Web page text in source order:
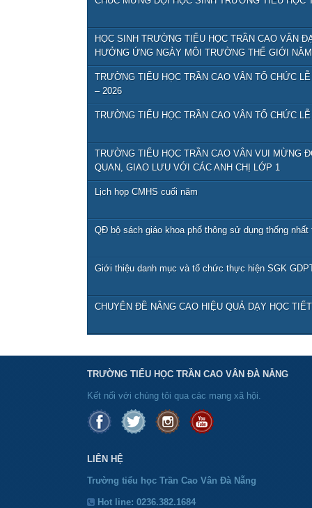
HỌC SINH TRƯỜNG TIỂU HỌC TRẦN CAO VÂN
HƯỞNG ỨNG NGÀY MÔI TRƯỜNG THẾ GIỚI
TRƯỜNG TIỂU HỌC TRẦN CAO VÂN TỔ CHỨC
– 2026
TRƯỜNG TIỂU HỌC TRẦN CAO VÂN TỔ CHỨC
TRƯỜNG TIỂU HỌC TRẦN CAO VÂN VUI MỪNG
QUAN, GIAO LƯU VỚI CÁC ANH CHỊ LỚP 1
Lịch họp CMHS cuối năm
QĐ bộ sách giáo khoa phổ thông sử dụng thống nhất
Giới thiệu danh mục và tổ chức thực hiện SGK
CHUYÊN ĐỀ NÂNG CAO HIỆU QUẢ DẠY HỌC
TRƯỜNG TIỂU HỌC TRẦN CAO VÂN ĐÀ NẴNG
Kết nối với chúng tôi qua các mạng xã hội.
LIÊN HỆ
Trường tiểu học Trần Cao Vân Đà Nẵng
Hot line: 0236.382.1684